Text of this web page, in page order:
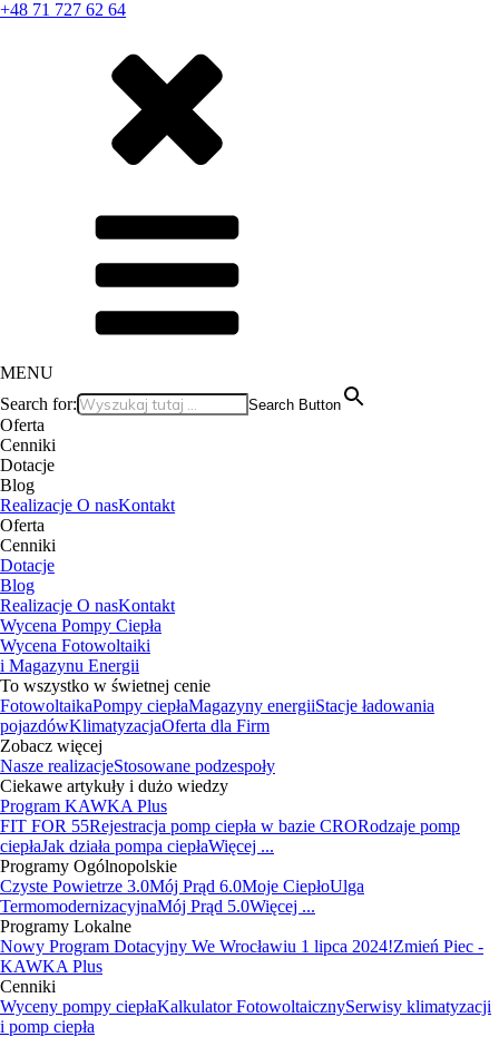
+48 71 727 62 64
MENU
Search for:
Search Button
Oferta
Cenniki
Dotacje
Blog
Realizacje O nasKontakt
Oferta
Cenniki
Dotacje
Blog
Realizacje O nasKontakt
Wycena Pompy Ciepła
Wycena Fotowoltaiki
i Magazynu Energii
To wszystko w świetnej cenie
FotowoltaikaPompy ciepłaMagazyny energiiStacje ładowania
pojazdówKlimatyzacjaOferta dla Firm
Zobacz więcej
Nasze realizacjeStosowane podzespoły
Ciekawe artykuły i dużo wiedzy
Program KAWKA Plus
FIT FOR 55Rejestracja pomp ciepła w bazie CRORodzaje pomp
ciepłaJak działa pompa ciepłaWięcej ...
Programy Ogólnopolskie
Czyste Powietrze 3.0Mój Prąd 6.0Moje CiepłoUlga
TermomodernizacyjnaMój Prąd 5.0Więcej ...
Programy Lokalne
Nowy Program Dotacyjny We Wrocławiu 1 lipca 2024!Zmień Piec -
KAWKA Plus
Cenniki
Wyceny pompy ciepłaKalkulator FotowoltaicznySerwisy klimatyzacji
i pomp ciepła